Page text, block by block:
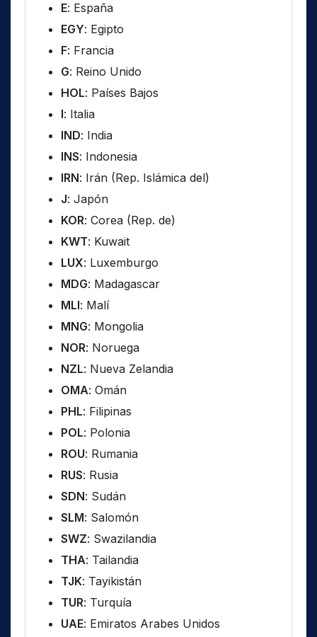
E: España
EGY: Egipto
F: Francia
G: Reino Unido
HOL: Países Bajos
I: Italia
IND: India
INS: Indonesia
IRN: Irán (Rep. Islámica del)
J: Japón
KOR: Corea (Rep. de)
KWT: Kuwait
LUX: Luxemburgo
MDG: Madagascar
MLI: Malí
MNG: Mongolia
NOR: Noruega
NZL: Nueva Zelandia
OMA: Omán
PHL: Filipinas
POL: Polonia
ROU: Rumania
RUS: Rusia
SDN: Sudán
SLM: Salomón
SWZ: Swazilandia
THA: Tailandia
TJK: Tayikistán
TUR: Turquía
UAE: Emiratos Arabes Unidos